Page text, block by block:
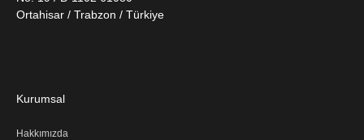
Ortahisar / Trabzon / Türkiye
Kurumsal
Hakkımızda